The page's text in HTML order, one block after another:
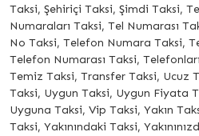
Taksi, Şehiriçi Taksi, Şimdi Taksi,
Numaraları Taksi, Tel Numarası
No Taksi, Telefon Numara Taksi,
Telefon Numarası Taksi,
Temiz Taksi, Transfer Taksi, Ucuz
Taksi, Uygun Taksi, Uygun Fiyata
Uyguna Taksi, Vip Taksi, Yakın
Taksi, Yakınındaki Taksi,